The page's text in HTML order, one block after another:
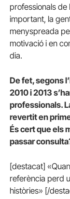
professionals de
important, la
menyspreada
motivació i en
dia.
De fet, segons
2010 i 2013
professionals.
revertit en
És cert que els
passar
[destacat]
referència perd
històries» [/